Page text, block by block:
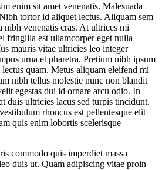
enim sit amet venenatis. Malesuada
tortor id aliquet lectus. Aliquam sem
nibh venenatis cras. At ultrices mi
fringilla est ullamcorper eget nulla
mauris vitae ultricies leo integer
urna et pharetra. Pretium nibh ipsum
quam. Metus aliquam eleifend mi
nibh tellus molestie nunc non blandit
egestas dui id ornare arcu odio. In
duis ultricies lacus sed turpis tincidunt.
rhoncus est pellentesque elit
quis enim lobortis scelerisque
commodo quis imperdiet massa
duis ut. Quam adipiscing vitae proin